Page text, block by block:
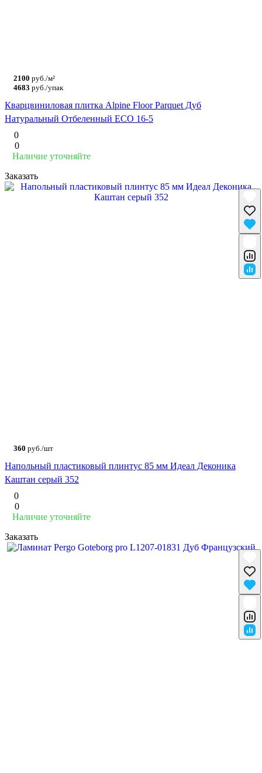
2100 руб./м²
4683 руб./упак
Кварцвиниловая плитка Alpine Floor Parquet Дуб
Натуральный Отбеленный ECO 16-5
0
0
Наличие уточняйте
Заказать
360 руб./шт
Напольный пластиковый плинтус 85 мм Идеал Деконика
Каштан серый 352
0
0
Наличие уточняйте
Заказать